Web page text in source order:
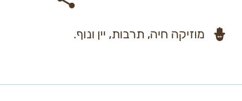
מוזיקה חיה, תרבות, יין ונוף.